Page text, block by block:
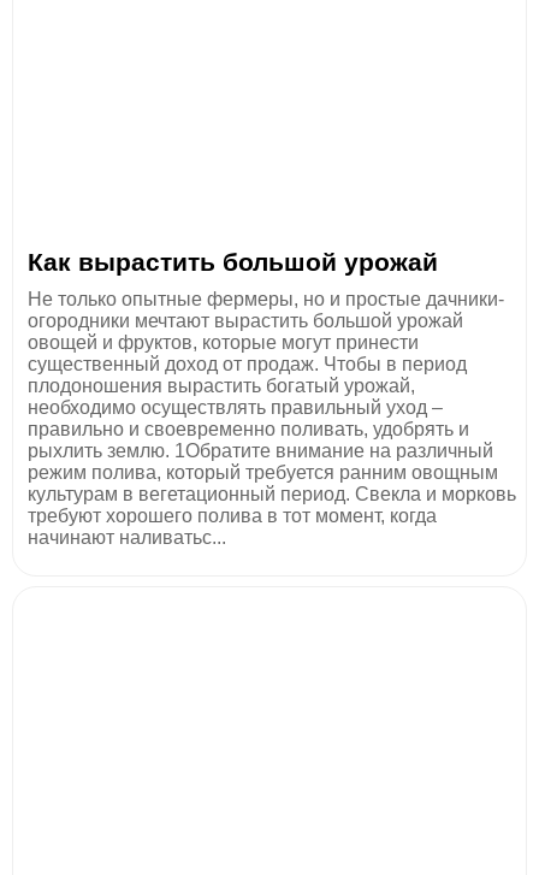
Как вырастить большой урожай
Не только опытные фермеры, но и простые дачники-
огородники мечтают вырастить большой урожай
овощей и фруктов, которые могут принести
существенный доход от продаж. Чтобы в период
плодоношения вырастить богатый урожай,
необходимо осуществлять правильный уход –
правильно и своевременно поливать, удобрять и
рыхлить землю. 1Обратите внимание на различный
режим полива, который требуется ранним овощным
культурам в вегетационный период. Свекла и морковь
требуют хорошего полива в тот момент, когда
начинают наливатьс...